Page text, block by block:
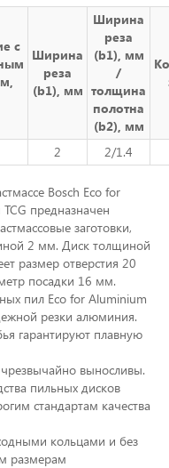
с
Ширина
реза
(b1), мм
Ширина
реза
(b1), мм
/
толщина
полотна
(b2), мм
2 2/1.4
Bosch Eco for
предназначен
заготовки,
2 мм. Диск толщиной
размер отверстия 20
посадки 16 мм.
пил Eco for Aluminium
резки алюминия.
гарантируют плавную
выносливы.
пильных дисков
стандартам качества
кольцами и без
размерам